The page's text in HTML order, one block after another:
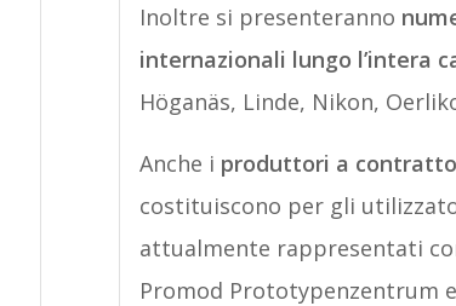
Inoltre si presenteranno
internazionali lungo l’intera
Höganäs, Linde, Nikon,
Anche i produttori a
costituiscono per gli
attualmente rappresentati
Promod Prototypenzentrum